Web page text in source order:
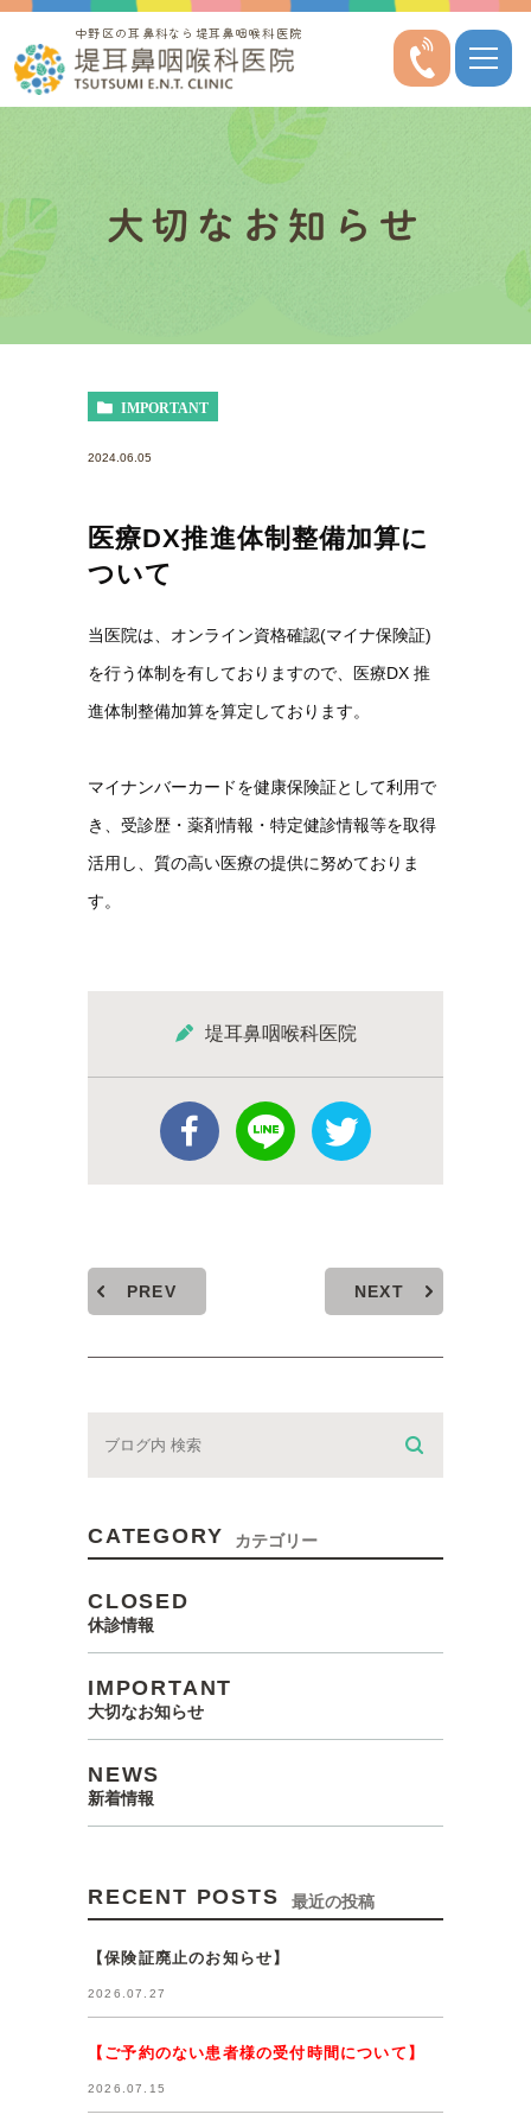
中野区の耳鼻科なら堤耳鼻咽喉科医院
大切なお知らせ
IMPORTANT
2024.06.05
医療DX推進体制整備加算に
ついて
当医院は、オンライン資格確認(マイナ保険証)
を行う体制を有しておりますので、医療DX 推
進体制整備加算を算定しております。
マイナンバーカードを健康保険証として利用で
き、受診歴・薬剤情報・特定健診情報等を取得
活用し、質の高い医療の提供に努めておりま
す。
堤耳鼻咽喉科医院
PREV NEXT
CATEGORY カテゴリー
CLOSED
休診情報
IMPORTANT
大切なお知らせ
NEWS
新着情報
RECENT POSTS 最近の投稿
【保険証廃止のお知らせ】
2026.07.27
【ご予約のない患者様の受付時間について】
2026.07.15